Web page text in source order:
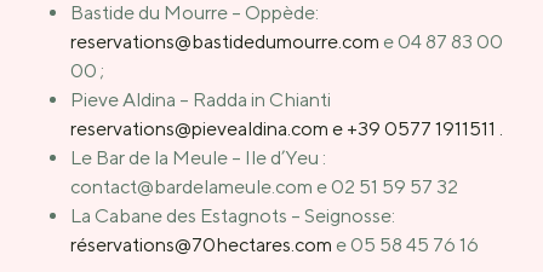
Bastide du Mourre – Oppède:
reservations@bastidedumourre.com e 04 87 83 00
00 ;
Pieve Aldina – Radda in Chianti
reservations@pievealdina.com e +39 0577 1911511 .
Le Bar de la Meule – Ile d’Yeu :
contact@bardelameule.com e 02 51 59 57 32
La Cabane des Estagnots – Seignosse:
réservations@70hectares.com e 05 58 45 76 16